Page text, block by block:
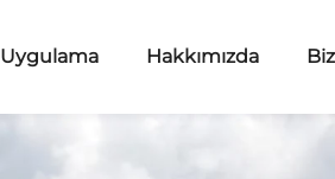
Uygulama Hakkımızda